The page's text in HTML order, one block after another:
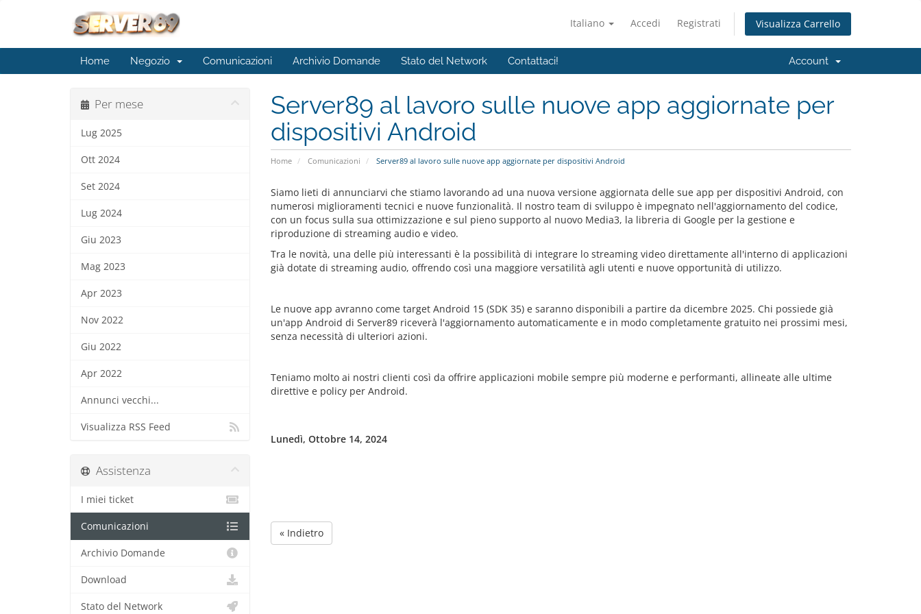
Italiano Accedi Registrati Visualizza Carrello
Home Negozio Comunicazioni Archivio Domande Stato del Network Contattaci! Account
Server89 al lavoro sulle nuove app aggiornate per
dispositivi Android
Home Comunicazioni Server89 al lavoro sulle nuove app aggiornate per dispositivi Android
Per mese
Lug 2025
Ott 2024
Set 2024
Lug 2024
Giu 2023
Mag 2023
Apr 2023
Nov 2022
Giu 2022
Apr 2022
Annunci vecchi...
Visualizza RSS Feed
Siamo lieti di annunciarvi che stiamo lavorando ad una nuova versione aggiornata delle sue app per dispositivi Android, con
numerosi miglioramenti tecnici e nuove funzionalità. Il nostro team di sviluppo è impegnato nell'aggiornamento del codice,
con un focus sulla sua ottimizzazione e sul pieno supporto al nuovo Media3, la libreria di Google per la gestione e
riproduzione di streaming audio e video.
Tra le novità, una delle più interessanti è la possibilità di integrare lo streaming video direttamente all'interno di applicazioni
già dotate di streaming audio, offrendo così una maggiore versatilità agli utenti e nuove opportunità di utilizzo.
Le nuove app avranno come target Android 15 (SDK 35) e saranno disponibili a partire da dicembre 2025. Chi possiede già
un'app Android di Server89 riceverà l'aggiornamento automaticamente e in modo completamente gratuito nei prossimi mesi,
senza necessità di ulteriori azioni.
Teniamo molto ai nostri clienti così da offrire applicazioni mobile sempre più moderne e performanti, allineate alle ultime
direttive e policy per Android.
Lunedì, Ottobre 14, 2024
« Indietro
Assistenza
I miei ticket
Comunicazioni
Archivio Domande
Download
Stato del Network